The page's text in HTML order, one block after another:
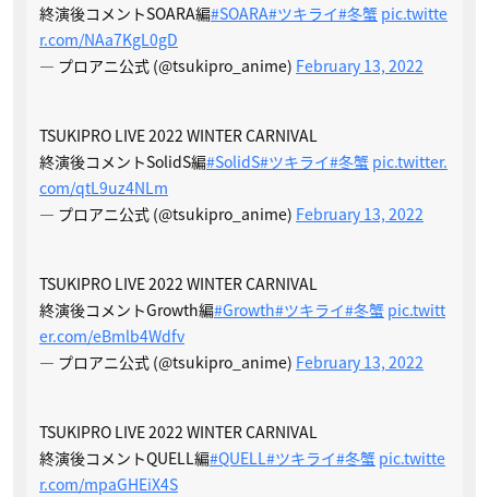
終演後コメントSOARA編#SOARA#ツキライ#冬蟹 pic.twitte
r.com/NAa7KgL0gD
— プロアニ公式 (@tsukipro_anime) February 13, 2022
TSUKIPRO LIVE 2022 WINTER CARNIVAL
終演後コメントSolidS編#SolidS#ツキライ#冬蟹 pic.twitter.
com/qtL9uz4NLm
— プロアニ公式 (@tsukipro_anime) February 13, 2022
TSUKIPRO LIVE 2022 WINTER CARNIVAL
終演後コメントGrowth編#Growth#ツキライ#冬蟹 pic.twitt
er.com/eBmlb4Wdfv
— プロアニ公式 (@tsukipro_anime) February 13, 2022
TSUKIPRO LIVE 2022 WINTER CARNIVAL
終演後コメントQUELL編#QUELL#ツキライ#冬蟹 pic.twitte
r.com/mpaGHEiX4S